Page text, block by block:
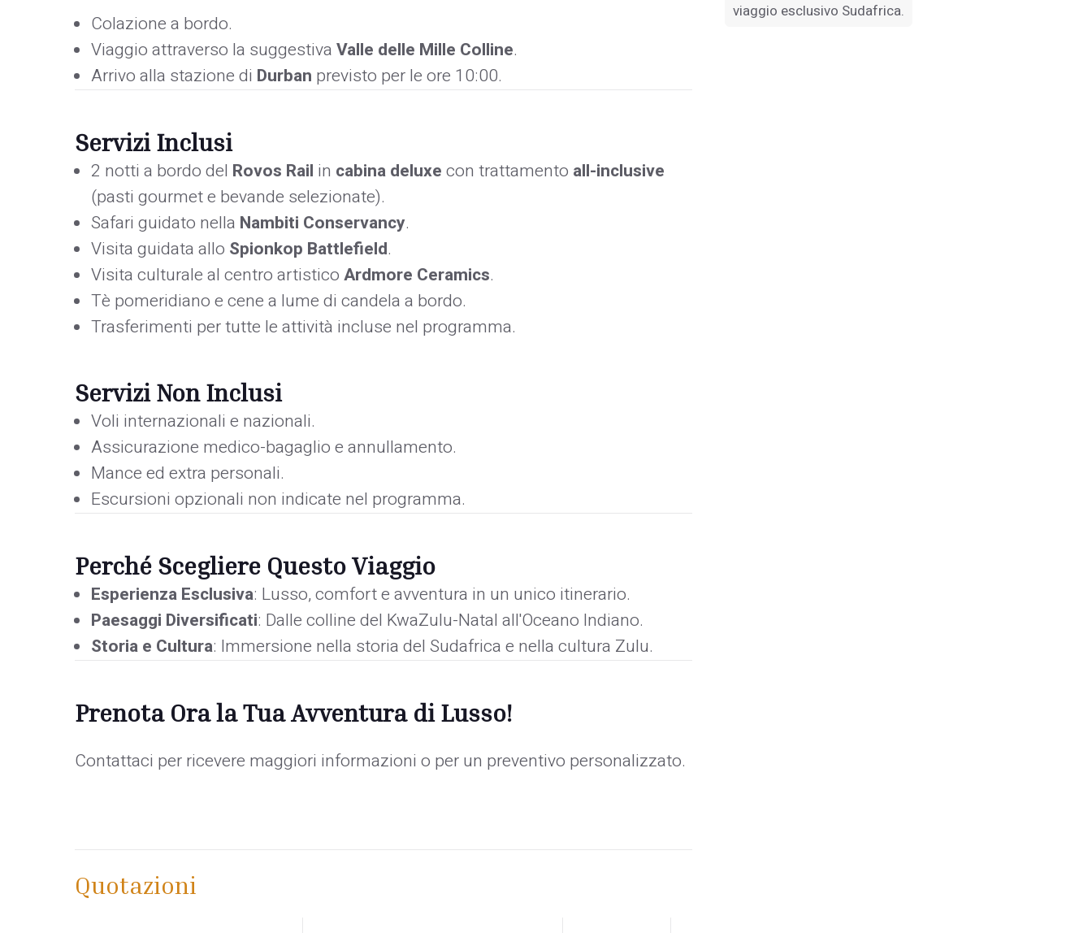
Colazione a bordo.
Viaggio attraverso la suggestivaValle delle Mille Colline.
Arrivo alla stazione di Durban previsto per le ore 10:00.
Servizi Inclusi
2 notti a bordo del Rovos Rail in cabina deluxecon trattamento all-inclusive
(pasti gourmet e bevande selezionate).
Safari guidato nella Nambiti Conservancy.
Visita guidata allo Spionkop Battlefield.
Visita culturale al centro artisticoArdmore Ceramics.
Tè pomeridiano e cene a lume di candela a bordo.
Trasferimenti per tutte le attività incluse nel programma.
Servizi Non Inclusi
Voli internazionali e nazionali.
Assicurazione medico-bagaglio e annullamento.
Mance ed extra personali.
Escursioni opzionali non indicate nel programma.
Perché Scegliere Questo Viaggio
Esperienza Esclusiva: Lusso, comfort e avventura in un unico itinerario.
Paesaggi Diversificati: Dalle colline del KwaZulu-Natal all'Oceano Indiano.
Storia e Cultura: Immersione nella storia del Sudafrica e nella cultura Zulu.
Prenota Ora la Tua Avventura di Lusso!
Contattaci per ricevere maggiori informazioni o per un preventivo personalizzato.
Quotazioni
viaggio esclusivo Sudafrica.